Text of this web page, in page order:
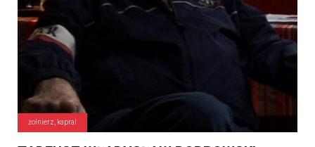
żołnierz, kapral